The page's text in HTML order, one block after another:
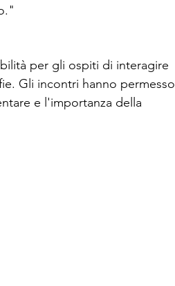
per gli ospiti di interagire
Gli incontri hanno permesso
e l'importanza della